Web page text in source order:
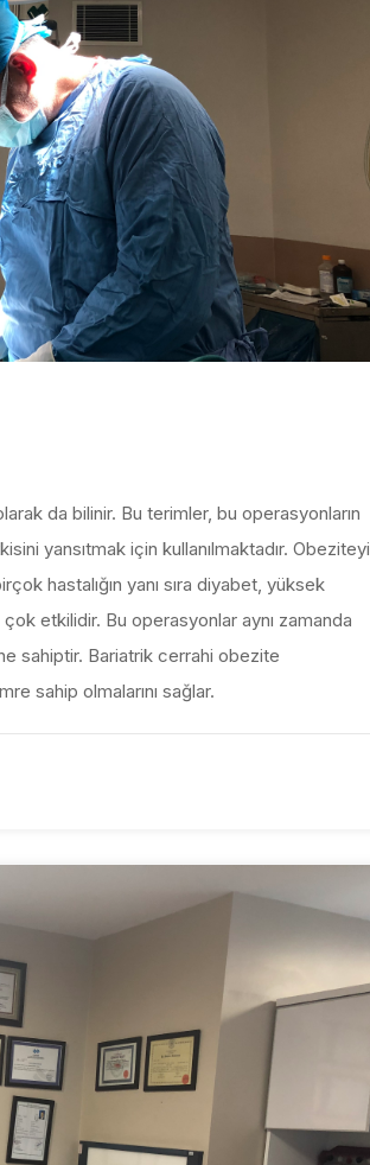
da bilinir. Bu terimler, bu operasyonların
yansıtmak için kullanılmaktadır. Obeziteyi
hastalığın yanı sıra diyabet, yüksek
etkilidir. Bu operasyonlar aynı zamanda
sahiptir. Bariatrik cerrahi obezite
sahip olmalarını sağlar.